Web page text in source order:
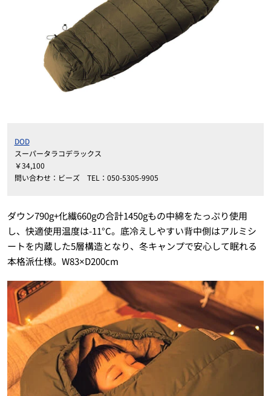
DOD
スーパータラコデラックス
￥34,100
問い合わせ：ビーズ TEL：050-5305-9905
ダウン790g+化繊660gの合計1450gもの中綿をたっぷり使用
し、快適使用温度は-11°C。底冷えしやすい背中側はアルミシ
ートを内蔵した5層構造となり、冬キャンプで安心して眠れる
本格派仕様。W83×D200cm